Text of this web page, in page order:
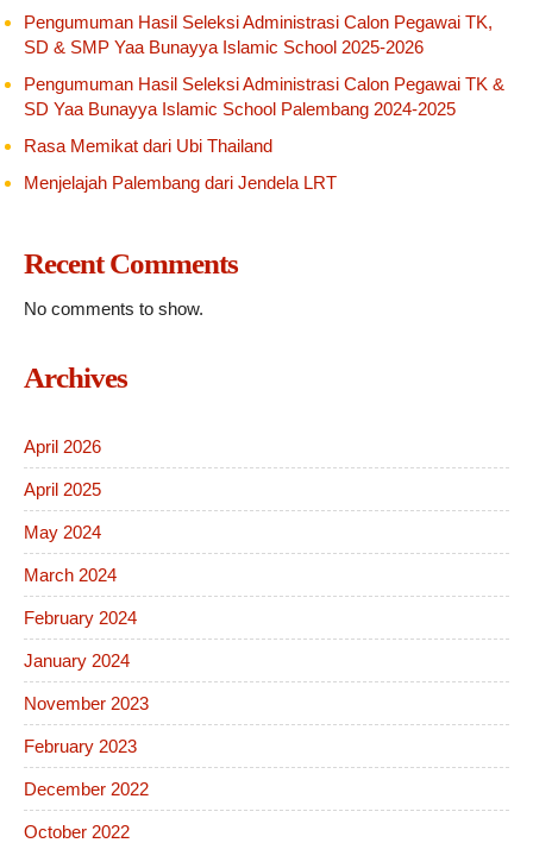
Pengumuman Hasil Seleksi Administrasi Calon Pegawai TK,
SD & SMP Yaa Bunayya Islamic School 2025-2026
Pengumuman Hasil Seleksi Administrasi Calon Pegawai TK &
SD Yaa Bunayya Islamic School Palembang 2024-2025
Rasa Memikat dari Ubi Thailand
Menjelajah Palembang dari Jendela LRT
Recent Comments
No comments to show.
Archives
April 2026
April 2025
May 2024
March 2024
February 2024
January 2024
November 2023
February 2023
December 2022
October 2022